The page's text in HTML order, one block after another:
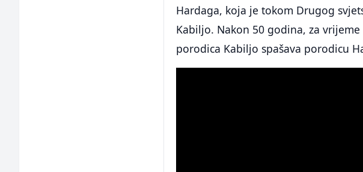
Hardaga, koja je tokom Drugog
Kabiljo. Nakon 50 godina, za
porodica Kabiljo spašava porodicu